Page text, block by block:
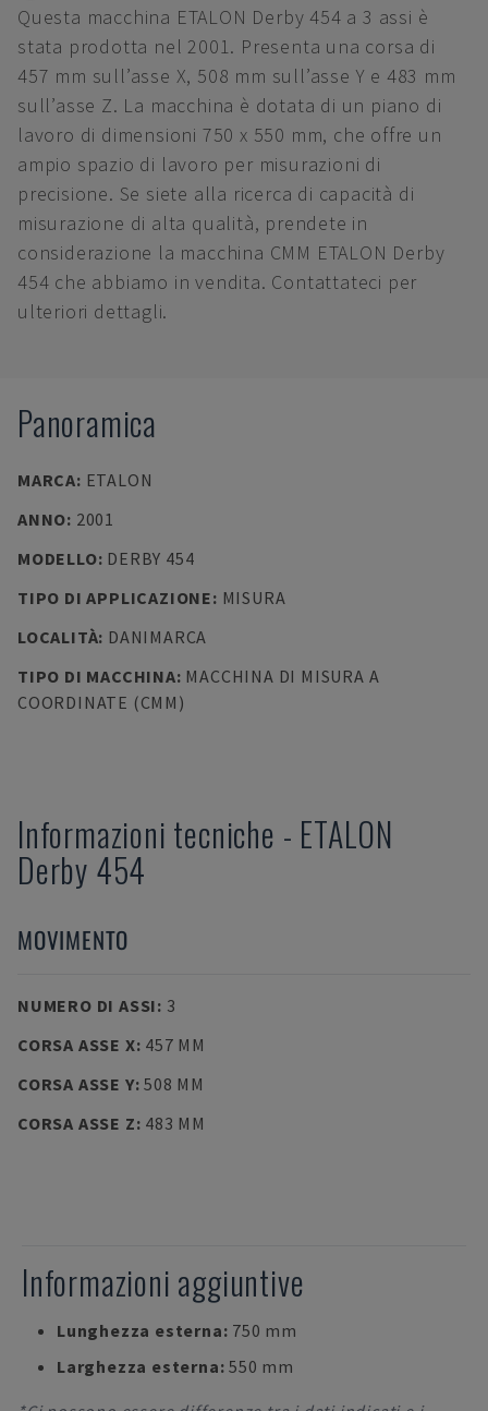
Questa macchina ETALON Derby 454 a 3 assi è
stata prodotta nel 2001. Presenta una corsa di
457 mm sull’asse X, 508 mm sull’asse Y e 483 mm
sull’asse Z. La macchina è dotata di un piano di
lavoro di dimensioni 750 x 550 mm, che offre un
ampio spazio di lavoro per misurazioni di
precisione. Se siete alla ricerca di capacità di
misurazione di alta qualità, prendete in
considerazione la macchina CMM ETALON Derby
454 che abbiamo in vendita. Contattateci per
ulteriori dettagli.
Panoramica
MARCA: ETALON
ANNO: 2001
MODELLO: DERBY 454
TIPO DI APPLICAZIONE: MISURA
LOCALITÀ: DANIMARCA
TIPO DI MACCHINA: MACCHINA DI MISURA A
COORDINATE (CMM)
Informazioni tecniche - ETALON
Derby 454
MOVIMENTO
NUMERO DI ASSI: 3
CORSA ASSE X: 457 MM
CORSA ASSE Y:508 MM
CORSA ASSE Z: 483 MM
Informazioni aggiuntive
Lunghezza esterna: 750 mm
Larghezza esterna: 550 mm